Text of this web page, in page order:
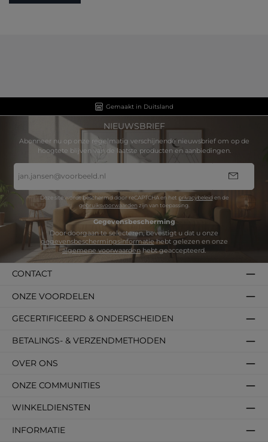
Gemaakt in Duitsland
NIEUWSBRIEF
Abonneer nu op onze regelmatig verschijnende nieuwsbrief om op de
hoogtete blijven van de laatste producten en aanbiedingen.
mailadres
*
Deze site wordt beschermd door reCAPTCHA en het privacybeleid en de
gebruiksvoorwaardenzijn van toepassing.
Gegevensbescherming
gegevensbeschermingsinformatie
algemene voorwaardenhebt geaccepteerd.
CONTACT
WINKELDIENSTEN
INFORMATIE
BETALINGS- & VERZENDMETHODEN
OVER ONS
GECERTIFICEERD & ONDERSCHEIDEN
ONZE VOORDELEN
ONZE COMMUNITIES